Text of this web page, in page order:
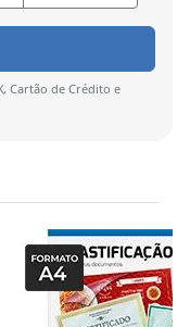
Cartão de Crédito e